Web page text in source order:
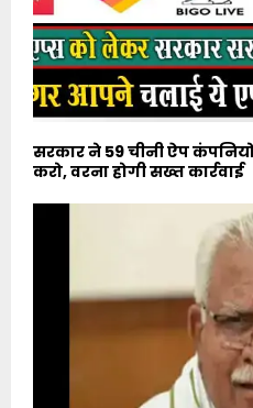
सरकार ने 59 चीनी ऐप
करो, वरना होगी सख्त कार्रवाई